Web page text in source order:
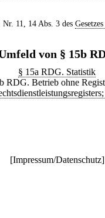
Nr. 11, 14 Abs. 3 des
von § 15b
§ 15a RDG. Statistik
RDG. Betrieb ohne
[Impressum/Datenschutz]